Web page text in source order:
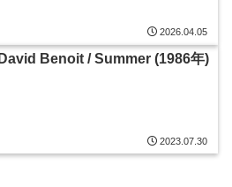
2026.04.05
David Benoit / Summer (1986年)
2023.07.30